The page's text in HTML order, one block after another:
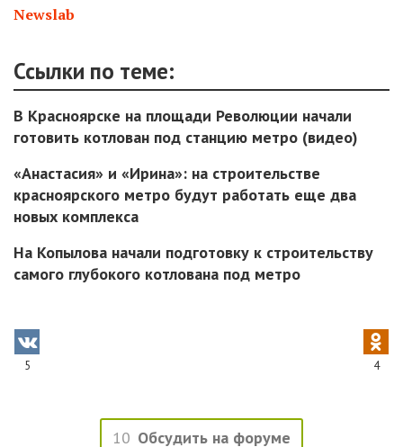
Newslab
Ссылки по теме:
В Красноярске на площади Революции начали
готовить котлован под станцию метро (видео)
«Анастасия» и «Ирина»: на строительстве
красноярского метро будут работать еще два
новых комплекса
На Копылова начали подготовку к строительству
самого глубокого котлована под метро
5 4
10 Обсудить на форуме